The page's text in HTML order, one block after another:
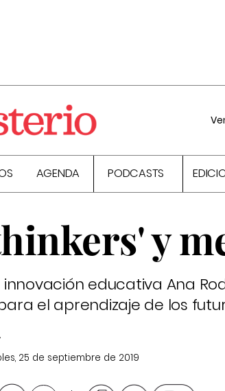
AGENDA PODCASTS
y
educativa Ana
el aprendizaje de los
25 de septiembre de 2019